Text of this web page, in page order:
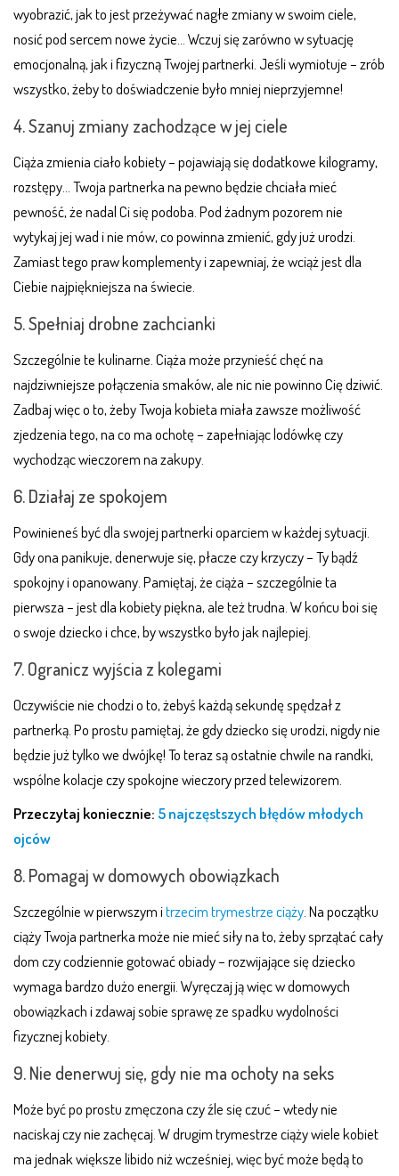
wyobrazić, jak to jest przeżywać nagłe zmiany w swoim ciele,
nosić pod sercem nowe życie… Wczuj się zarówno w sytuację
emocjonalną, jak i fizyczną Twojej partnerki. Jeśli wymiotuje – zrób
wszystko, żeby to doświadczenie było mniej nieprzyjemne!
4. Szanuj zmiany zachodzące w jej ciele
Ciąża zmienia ciało kobiety – pojawiają się dodatkowe kilogramy,
rozstępy… Twoja partnerka na pewno będzie chciała mieć
pewność, że nadal Ci się podoba. Pod żadnym pozorem nie
wytykaj jej wad i nie mów, co powinna zmienić, gdy już urodzi.
Zamiast tego praw komplementy i zapewniaj, że wciąż jest dla
Ciebie najpiękniejsza na świecie.
5. Spełniaj drobne zachcianki
Szczególnie te kulinarne. Ciąża może przynieść chęć na
najdziwniejsze połączenia smaków, ale nic nie powinno Cię dziwić.
Zadbaj więc o to, żeby Twoja kobieta miała zawsze możliwość
zjedzenia tego, na co ma ochotę – zapełniając lodówkę czy
wychodząc wieczorem na zakupy.
6. Działaj ze spokojem
Powinieneś być dla swojej partnerki oparciem w każdej sytuacji.
Gdy ona panikuje, denerwuje się, płacze czy krzyczy – Ty bądź
spokojny i opanowany. Pamiętaj, że ciąża – szczególnie ta
pierwsza – jest dla kobiety piękna, ale też trudna. W końcu boi się
o swoje dziecko i chce, by wszystko było jak najlepiej.
7. Ogranicz wyjścia z kolegami
Oczywiście nie chodzi o to, żebyś każdą sekundę spędzał z
partnerką. Po prostu pamiętaj, że gdy dziecko się urodzi, nigdy nie
będzie już tylko we dwójkę! To teraz są ostatnie chwile na randki,
wspólne kolacje czy spokojne wieczory przed telewizorem.
Przeczytaj koniecznie: 5 najczęstszych błędów młodych
ojców
8. Pomagaj w domowych obowiązkach
Szczególnie w pierwszym itrzecim trymestrze ciąży. Na początku
ciąży Twoja partnerka może nie mieć siły na to, żeby sprzątać cały
dom czy codziennie gotować obiady – rozwijające się dziecko
wymaga bardzo dużo energii. Wyręczaj ją więc w domowych
obowiązkach i zdawaj sobie sprawę ze spadku wydolności
fizycznej kobiety.
9. Nie denerwuj się, gdy nie ma ochoty na seks
Może być po prostu zmęczona czy źle się czuć – wtedy nie
naciskaj czy nie zachęcaj. W drugim trymestrze ciąży wiele kobiet
ma jednak większe libido niż wcześniej, więc być może będą to